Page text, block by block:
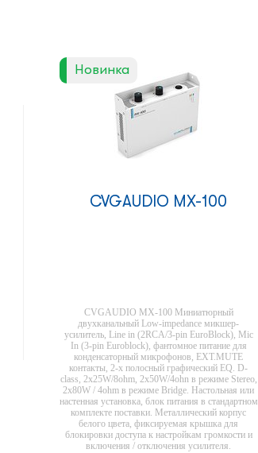
Новинка
CVGAUDIO MX-100
CVGAUDIO MX-100 Миниатюрный
двухканальный Low-impedance микшер-
усилитель, Line in (2RCA/3-pin EuroBlock), Mic
In (3-pin Euroblock), фантомное питание для
конденсаторный микрофонов, EXT.MUTE
контакты, 2-х полосный графический EQ. D-
class, 2x25W/8ohm, 2x50W/4ohn в режиме Stereo,
2х80W / 4ohm в режиме Bridge. Настольная или
настенная установка, блок питания в стандартном
комплекте поставки. Металлический корпус
белого цвета, фиксируемая крышка для
блокировки доступа к настройкам громкости и
включения / отключения усилителя.